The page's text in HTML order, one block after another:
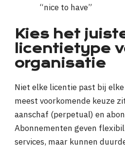
“nice to have”
Kies het
licentietype
organisatie
Niet elke licentie past bij
meest voorkomende keuze
aanschaf (perpetual) en
Abonnementen geven
services, maar kunnen